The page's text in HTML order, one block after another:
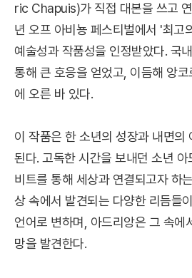
ric Chapuis)가 직접 대본을 쓰고
년 오프 아비뇽 페스티벌에서 '최고
예술성과 작품성을 인정받았다. 국
통해 큰 호응을 얻었고, 이듬해 앙
에 오른 바 있다.
이 작품은 한 소년의 성장과 내면의
된다. 고독한 시간을 보내던 소년
비트를 통해 세상과 연결되고자 하
상 속에서 발견되는 다양한 리듬들
언어로 변하며, 아드리앙은 그 속에
망을 발견한다.